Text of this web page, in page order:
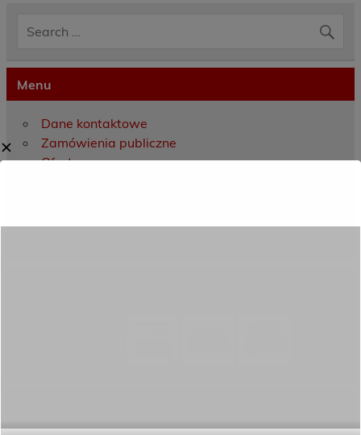
Menu
Dane kontaktowe
Zamówienia publiczne
Oferta programowa
✕